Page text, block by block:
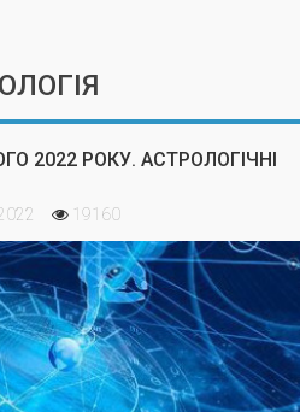
2022 РОКУ. АСТРОЛОГІЧНІ
19160